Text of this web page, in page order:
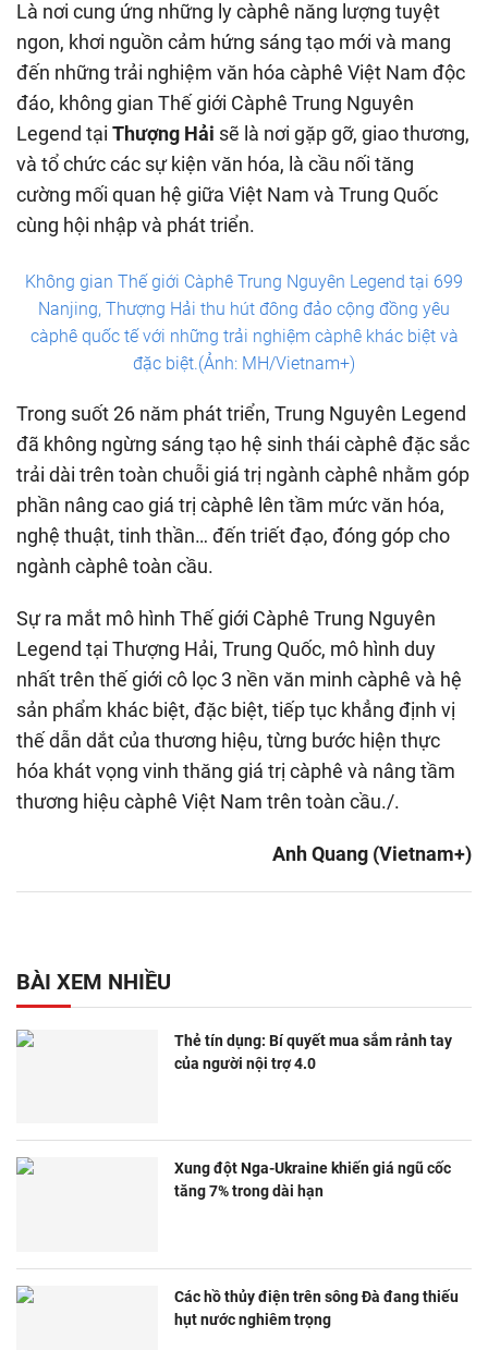
Là nơi cung ứng những ly càphê năng lượng tuyệt
ngon, khơi nguồn cảm hứng sáng tạo mới và mang
đến những trải nghiệm văn hóa càphê Việt Nam độc
đáo, không gian Thế giới Càphê Trung Nguyên
Legend tại Thượng Hải sẽ là nơi gặp gỡ, giao thương,
và tổ chức các sự kiện văn hóa, là cầu nối tăng
cường mối quan hệ giữa Việt Nam và Trung Quốc
cùng hội nhập và phát triển.
Không gian Thế giới Càphê Trung Nguyên Legend tại 699
Nanjing, Thượng Hải thu hút đông đảo cộng đồng yêu
càphê quốc tế với những trải nghiệm càphê khác biệt và
đặc biệt.(Ảnh: MH/Vietnam+)
Trong suốt 26 năm phát triển, Trung Nguyên Legend
đã không ngừng sáng tạo hệ sinh thái càphê đặc sắc
trải dài trên toàn chuỗi giá trị ngành càphê nhằm góp
phần nâng cao giá trị càphê lên tầm mức văn hóa,
nghệ thuật, tinh thần… đến triết đạo, đóng góp cho
ngành càphê toàn cầu.
Sự ra mắt mô hình Thế giới Càphê Trung Nguyên
Legend tại Thượng Hải, Trung Quốc, mô hình duy
nhất trên thế giới cô lọc 3 nền văn minh càphê và hệ
sản phẩm khác biệt, đặc biệt, tiếp tục khẳng định vị
thế dẫn dắt của thương hiệu, từng bước hiện thực
hóa khát vọng vinh thăng giá trị càphê và nâng tầm
thương hiệu càphê Việt Nam trên toàn cầu./.
Anh Quang (Vietnam+)
BÀI XEM NHIỀU
Thẻ tín dụng: Bí quyết mua sắm rảnh tay
của người nội trợ 4.0
Xung đột Nga-Ukraine khiến giá ngũ cốc
tăng 7% trong dài hạn
Các hồ thủy điện trên sông Đà đang thiếu
hụt nước nghiêm trọng